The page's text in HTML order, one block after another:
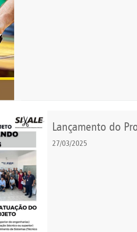
Lançamento do
27/03/2025